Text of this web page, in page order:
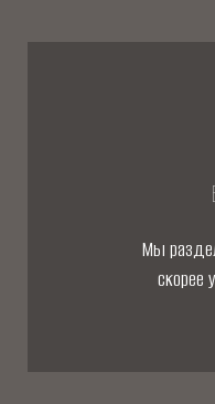
Мы
скорее